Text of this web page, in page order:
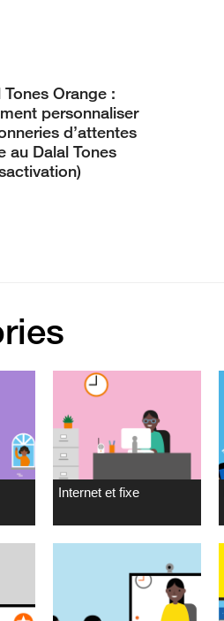
Tones Orange :
personnaliser
d’attentes
au Dalal Tones
Internet et fixe